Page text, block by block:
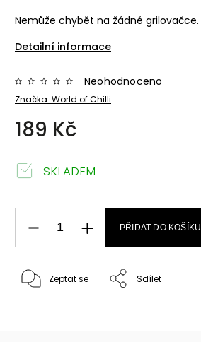
Nemůže chybět na žádné grilovačce.
Detailní informace
Značka: World of Chilli
Neohodnoceno
189 Kč
SKLADEM
PŘIDAT DO KOŠÍKU
Zeptat se Sdílet